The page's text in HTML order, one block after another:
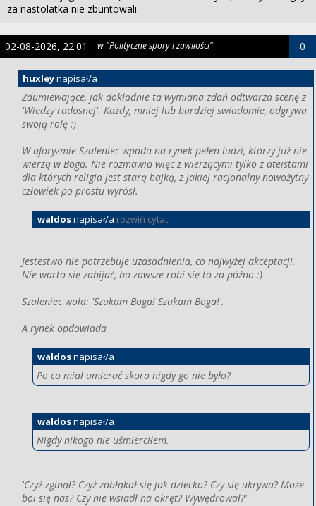
za nastolatka nie zbuntowali.
huxleynapisał/a
Zdumiewające, jak dokładnie ta wymiana zdań odtwarza scenę z
'Wiedzy radosnej'. Każdy, mniej lub bardziej swiadomie, odgrywa
swoją rolę :)
W aforyzmie Szaleniec wpada na rynek pełen ludzi, którzy już nie
wierzą w Boga. Nie rozmawia więc z wierzącymi tylko z ateistami
dla których religia jest starą bajką, z jakiej racjonalny nowożytny
człowiek po prostu wyrósł.
waldosnapisał/a rozwiń cytat
Jestestwo nie potrzebuje uzasadnienia, co najwyżej akceptacji.
Nie warto się zabijać, bo zawsze robi się to za późno :)
Szaleniec woła: 'Szukam Boga! Szukam Boga!'.
A rynek opdowiada
waldosnapisał/a
Po co miał umierać skoro nigdy go nie było?
waldosnapisał/a
Nigdy nikogo nie uśmierciłem.
'Czyż zginął? Czyż zabłąkał się jak dziecko? Czy się ukrywa? Może
boi się nas? Czy nie wsiadł na okręt? Wywędrował?'
02-08-2026, 22:01 w "Polityczne spory i zawiłości" 0